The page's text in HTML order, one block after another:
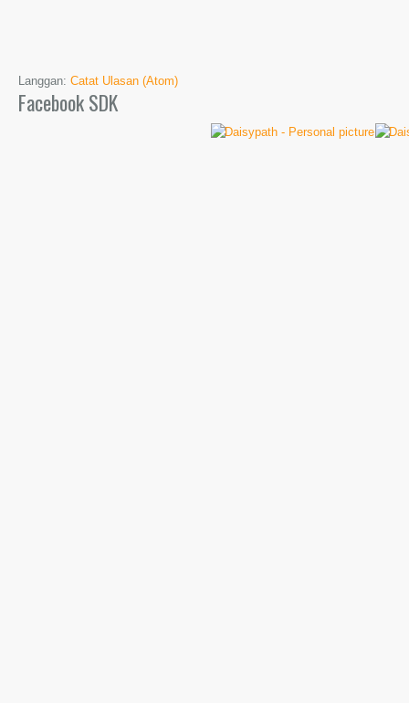
Langgan: Catat Ulasan (Atom)
Facebook SDK